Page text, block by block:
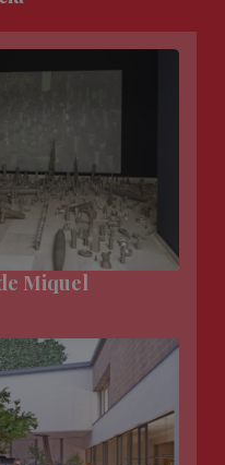
Miquel